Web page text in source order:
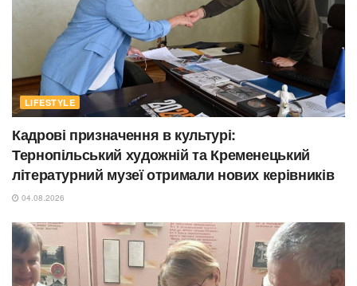
LIFESTYLE
Кадрові призначення в культурі:
Тернопільський художній та Кременецький
літературний музеї отримали нових керівників
04.08.2026